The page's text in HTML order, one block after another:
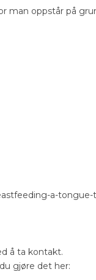
man oppstår på
a-tongue-
å ta kontakt.
gjøre det her: